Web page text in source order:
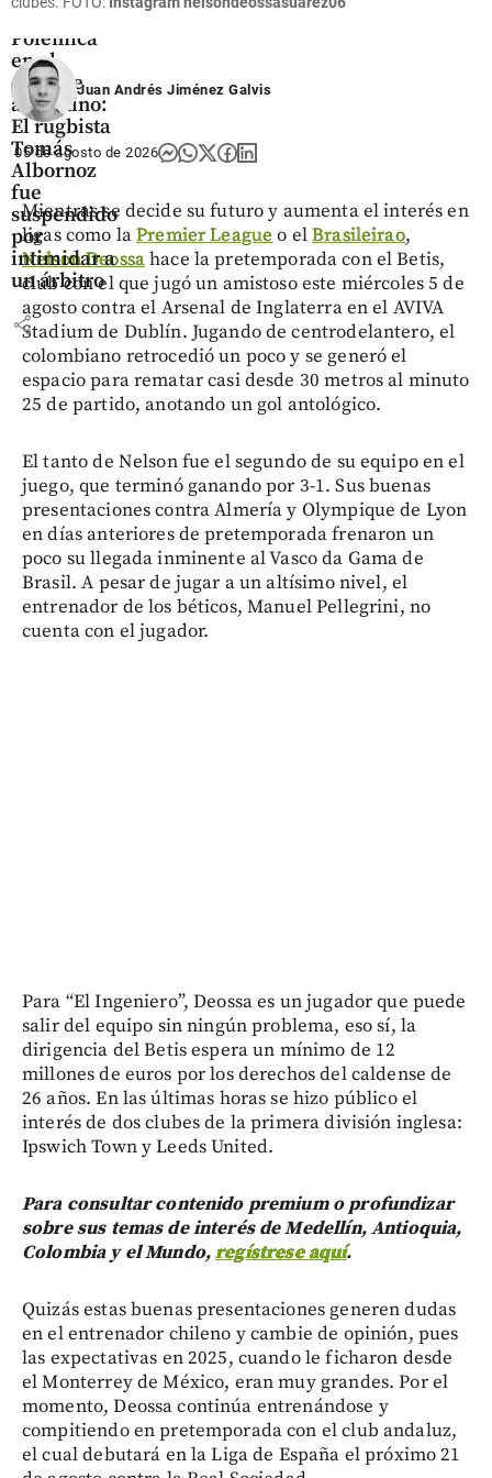
Deportes
Polémica
en el
deporte
argentino:
El rugbista
Tomás
Albornoz
fue
suspendido
por
intimidar a
un árbitro
share
Juan Andrés Jiménez Galvis
05 de agosto de 2026
Mientras se decide su futuro y aumenta el interés en
ligas como laPremier League o elBrasileirao,
Nelson Deossahace la pretemporada con el Betis,
club con el que jugó un amistoso este miércoles 5 de
agosto contra el Arsenal de Inglaterra en el AVIVA
Stadium de Dublín. Jugando de centrodelantero, el
colombiano retrocedió un poco y se generó el
espacio para rematar casi desde 30 metros al minuto
25 de partido, anotando un gol antológico.
El tanto de Nelson fue el segundo de su equipo en el
juego, que terminó ganando por 3-1. Sus buenas
presentaciones contra Almería y Olympique de Lyon
en días anteriores de pretemporada frenaron un
poco su llegada inminente al Vasco da Gama de
Brasil. A pesar de jugar a un altísimo nivel, el
entrenador de los béticos, Manuel Pellegrini, no
cuenta con el jugador.
Para “El Ingeniero”, Deossa es un jugador que puede
salir del equipo sin ningún problema, eso sí, la
dirigencia del Betis espera un mínimo de 12
millones de euros por los derechos del caldense de
26 años. En las últimas horas se hizo público el
interés de dos clubes de la primera división inglesa:
Ipswich Town y Leeds United.
Para consultar contenido premium o profundizar
sobre sus temas de interés de Medellín, Antioquia,
Colombia y el Mundo,regístrese aquí.
Quizás estas buenas presentaciones generen dudas
en el entrenador chileno y cambie de opinión, pues
las expectativas en 2025, cuando le ficharon desde
el Monterrey de México, eran muy grandes. Por el
momento, Deossa continúa entrenándose y
compitiendo en pretemporada con el club andaluz,
el cual debutará en la Liga de España el próximo 21